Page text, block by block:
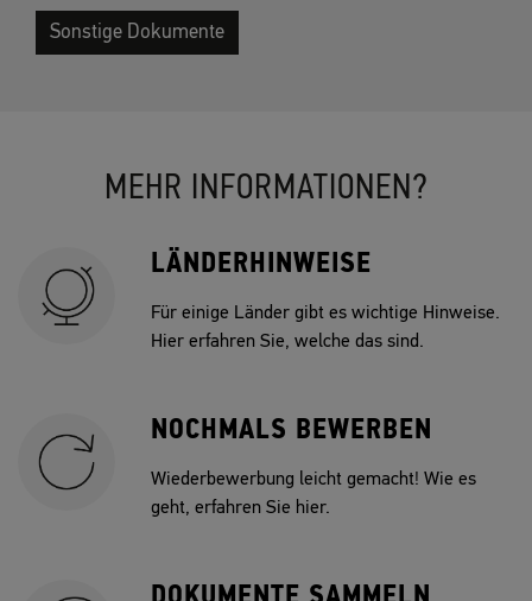
Sonstige Dokumente
MEHR INFORMATIONEN?
LÄNDERHINWEISE
Für einige Länder gibt es wichtige Hinweise.
Hier erfahren Sie, welche das sind.
NOCHMALS BEWERBEN
Wiederbewerbung leicht gemacht! Wie es
geht, erfahren Sie hier.